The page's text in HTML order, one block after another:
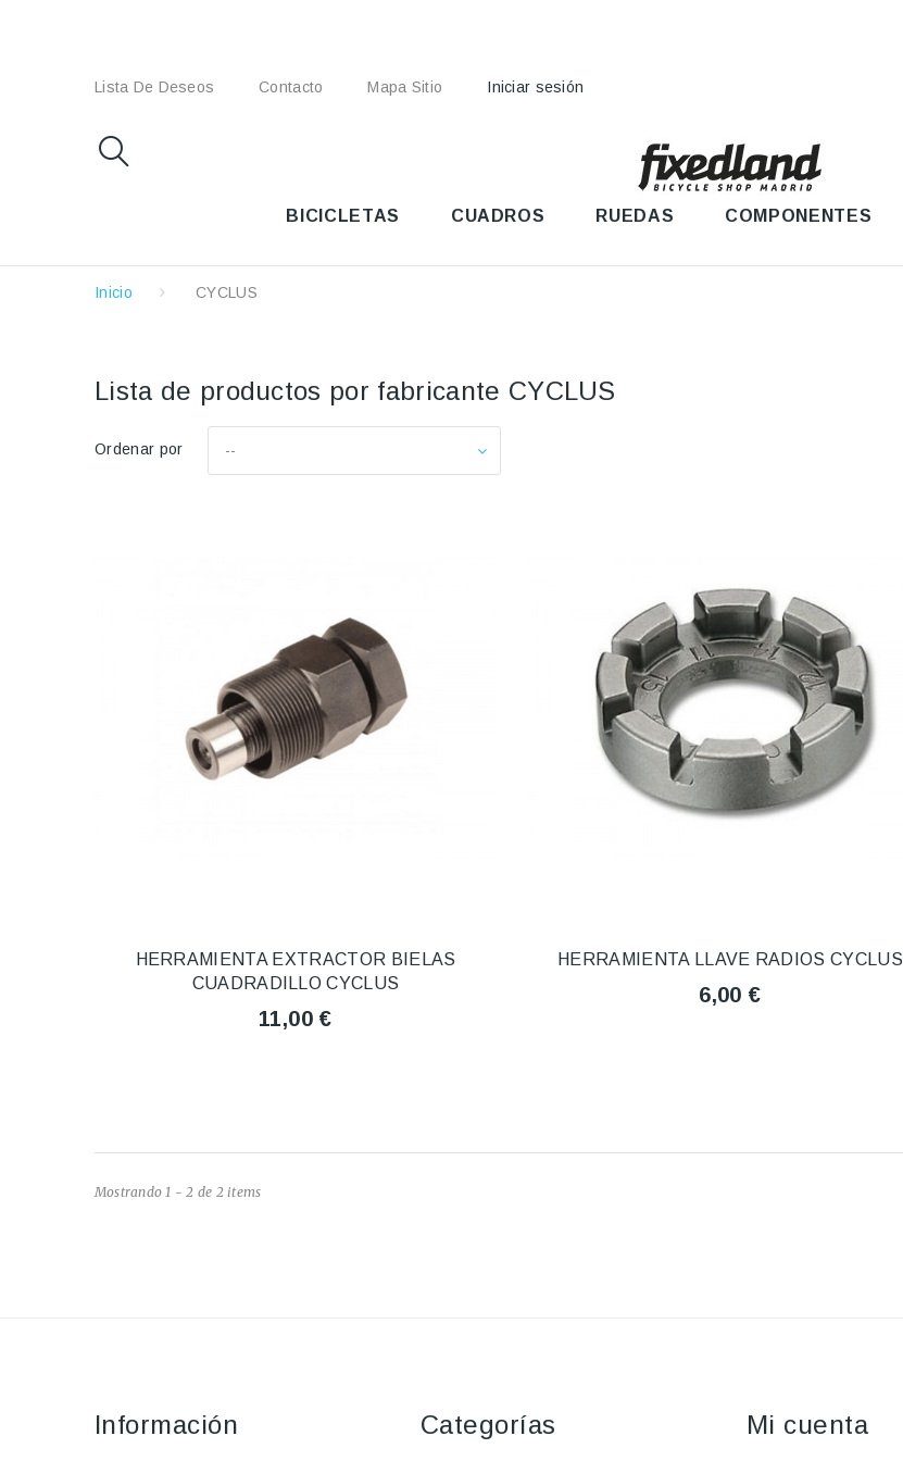
Lista De Deseos Contacto Mapa Sitio Iniciar sesión
BICICLETAS CUADROS RUEDAS COMPONENTES
Inicio CYCLUS
Lista de productos por fabricante CYCLUS
Ordenar por --
HERRAMIENTA EXTRACTOR BIELAS
CUADRADILLO CYCLUS
11,00 €
HERRAMIENTA LLAVE RADIOS CYCLUS
6,00 €
Mostrando 1 - 2 de 2 items
Información Categorías Mi cuenta